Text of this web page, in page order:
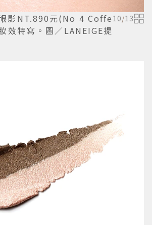
影NT.890元(No 4 Coffe
特寫。圖／LANEIGE提
10/13